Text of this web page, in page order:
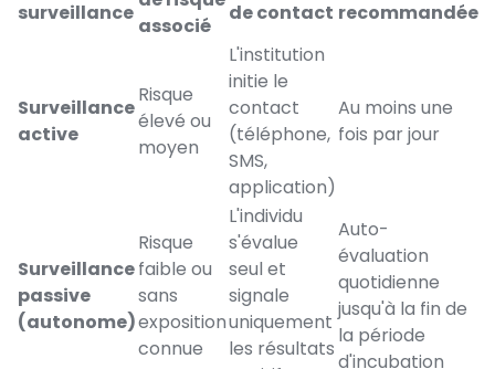
surveillance
associé
de contact recommandée
Surveillance
active
Risque
élevé ou
moyen
L'institution
initie le
contact
(téléphone,
SMS,
application)
Au moins une
fois par jour
Surveillance
passive
(autonome)
Risque
faible ou
sans
exposition
connue
L'individu
s'évalue
seul et
signale
uniquement
les résultats
Auto-
évaluation
quotidienne
jusqu'à la fin de
la période
d'incubation